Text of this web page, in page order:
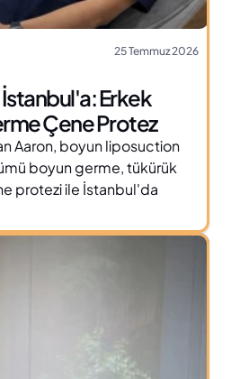
25 Temmuz 2026
Erkek
Çene Protez
Aaron, boyun liposuction
boyun germe, tükürük
protezi ile İstanbul'da